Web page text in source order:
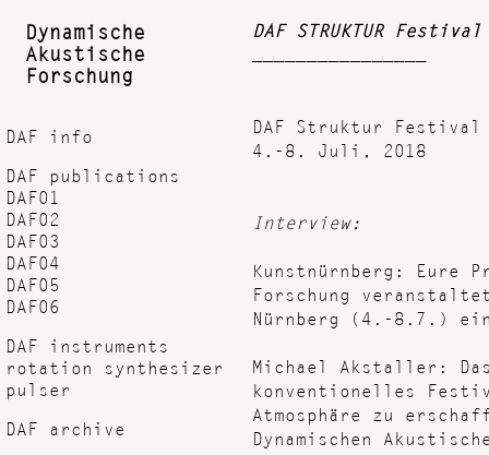
Dynamische
Akustische
Forschung
DAF info
DAF publications
DAF01
DAF02
DAF03
DAF04
DAF05
DAF06
DAF instruments
rotation synthesizer
pulser
DAF archive
DAF STRUKTUR Festival
DAF Struktur Festival
4.-8. Juli, 2018
Interview:
Kunstnürnberg: Eure
Forschung
Nürnberg (4.-8.7.)
Michael Akstaller:
konventionelles
Atmosphäre zu
Dynamischen